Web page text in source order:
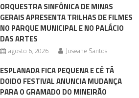
ORQUESTRA SINFÔNICA DE MINAS
GERAIS APRESENTA TRILHAS DE FILMES
NO PARQUE MUNICIPAL E NO PALÁCIO
DAS ARTES
agosto 6, 2026 Joseane Santos
ESPLANADA FICA PEQUENA E CÊ TÁ
DOIDO FESTIVAL ANUNCIA MUDANÇA
PARA O GRAMADO DO MINEIRÃO